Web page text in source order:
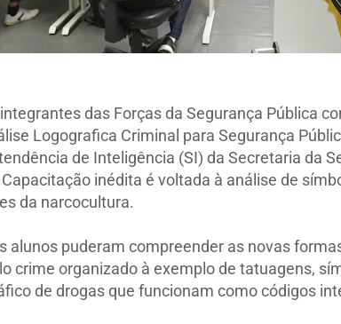
das Forças da Segurança Pública
Logografica Criminal para Segurança
de Inteligência (SI) da Secretaria da
Capacitação inédita é voltada à análise de
da narcocultura.
alunos puderam compreender as novas
crime organizado à exemplo de tatuagens,
de drogas que funcionam como códigos